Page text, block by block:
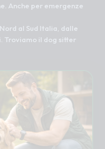
Anche per emergenze
al Sud Italia, dalle
Troviamo il dog sitter